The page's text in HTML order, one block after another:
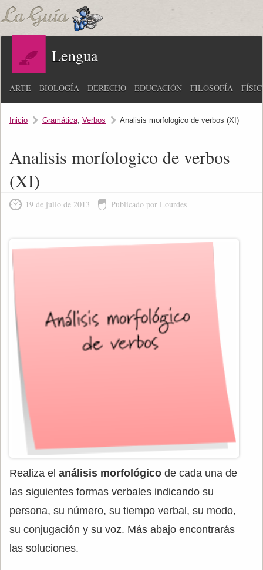
Lengua
ARTE BIOLOGÍA DERECHO EDUCACIÓN FILOSOFÍA
Inicio Gramática, Verbos Analisis morfologico de verbos (XI)
Analisis morfologico de verbos
(XI)
19 de julio de 2013 Publicado por Lourdes
Realiza el análisis morfológico de cada una de
las siguientes formas verbales indicando su
persona, su número, su tiempo verbal, su modo,
su conjugación y su voz. Más abajo encontrarás
las soluciones.